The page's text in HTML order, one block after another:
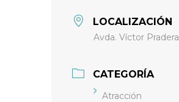
LOCALIZACIÓN
Avda. Víctor Pradera
CATEGORÍA
Atracción